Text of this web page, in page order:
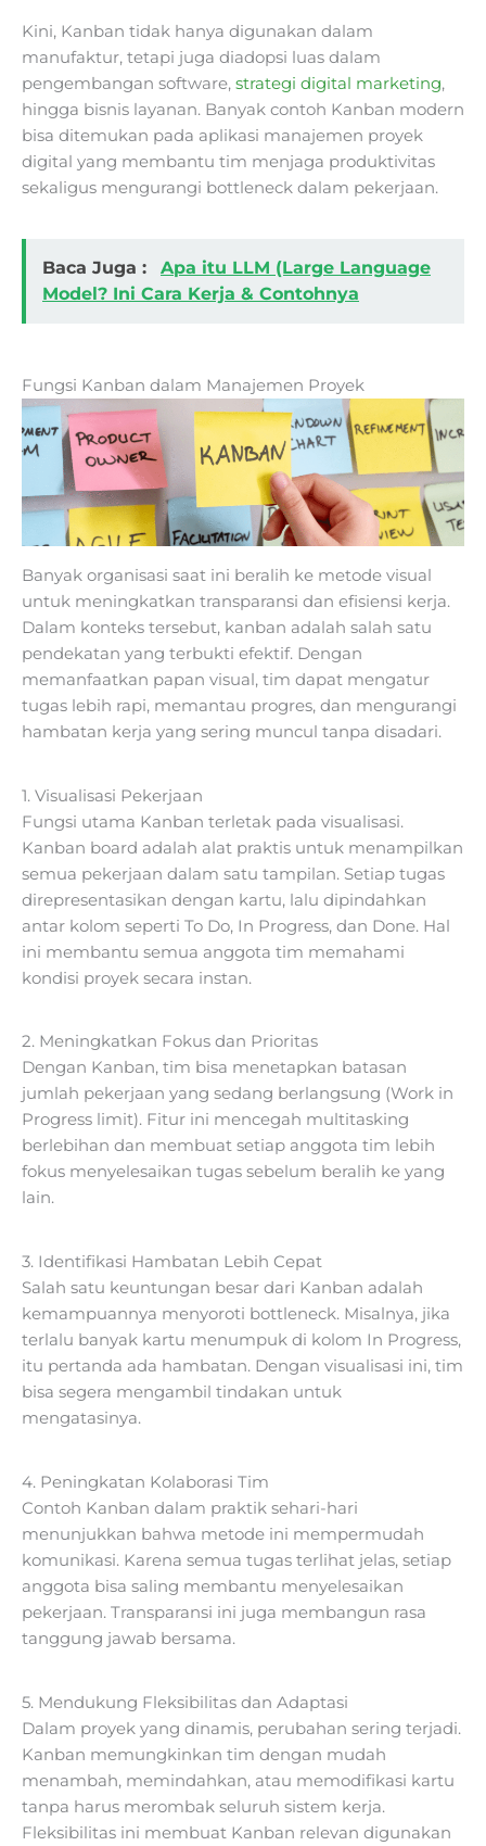
Kini, Kanban tidak hanya digunakan dalam
manufaktur, tetapi juga diadopsi luas dalam
pengembangan software, strategi digital marketing,
hingga bisnis layanan. Banyak contoh Kanban modern
bisa ditemukan pada aplikasi manajemen proyek
digital yang membantu tim menjaga produktivitas
sekaligus mengurangi bottleneck dalam pekerjaan.
Baca Juga :
Apa itu LLM (Large Language
Model? Ini Cara Kerja & Contohnya
Fungsi Kanban dalam Manajemen Proyek
Banyak organisasi saat ini beralih ke metode visual
untuk meningkatkan transparansi dan efisiensi kerja.
Dalam konteks tersebut, kanban adalah salah satu
pendekatan yang terbukti efektif. Dengan
memanfaatkan papan visual, tim dapat mengatur
tugas lebih rapi, memantau progres, dan mengurangi
hambatan kerja yang sering muncul tanpa disadari.
1. Visualisasi Pekerjaan
Fungsi utama Kanban terletak pada visualisasi.
Kanban board adalah alat praktis untuk menampilkan
semua pekerjaan dalam satu tampilan. Setiap tugas
direpresentasikan dengan kartu, lalu dipindahkan
antar kolom seperti To Do, In Progress, dan Done. Hal
ini membantu semua anggota tim memahami
kondisi proyek secara instan.
2. Meningkatkan Fokus dan Prioritas
Dengan Kanban, tim bisa menetapkan batasan
jumlah pekerjaan yang sedang berlangsung (Work in
Progress limit). Fitur ini mencegah multitasking
berlebihan dan membuat setiap anggota tim lebih
fokus menyelesaikan tugas sebelum beralih ke yang
lain.
3. Identifikasi Hambatan Lebih Cepat
Salah satu keuntungan besar dari Kanban adalah
kemampuannya menyoroti bottleneck. Misalnya, jika
terlalu banyak kartu menumpuk di kolom In Progress,
itu pertanda ada hambatan. Dengan visualisasi ini, tim
bisa segera mengambil tindakan untuk
mengatasinya.
4. Peningkatan Kolaborasi Tim
Contoh Kanban dalam praktik sehari-hari
menunjukkan bahwa metode ini mempermudah
komunikasi. Karena semua tugas terlihat jelas, setiap
anggota bisa saling membantu menyelesaikan
pekerjaan. Transparansi ini juga membangun rasa
tanggung jawab bersama.
5. Mendukung Fleksibilitas dan Adaptasi
Dalam proyek yang dinamis, perubahan sering terjadi.
Kanban memungkinkan tim dengan mudah
menambah, memindahkan, atau memodifikasi kartu
tanpa harus merombak seluruh sistem kerja.
Fleksibilitas ini membuat Kanban relevan digunakan